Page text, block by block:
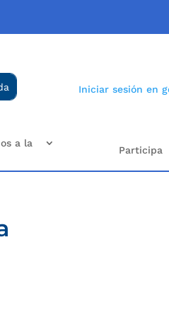
Iniciar sesión en
a la
Participa